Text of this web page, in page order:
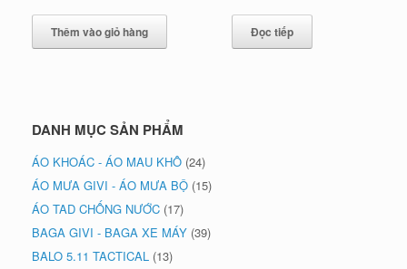
Thêm vào giỏ hàng Đọc tiếp
DANH MỤC SẢN PHẨM
ÁO KHOÁC - ÁO MAU KHÔ (24)
ÁO MƯA GIVI - ÁO MƯA BỘ (15)
ÁO TAD CHỐNG NƯỚC (17)
BAGA GIVI - BAGA XE MÁY (39)
BALO 5.11 TACTICAL (13)